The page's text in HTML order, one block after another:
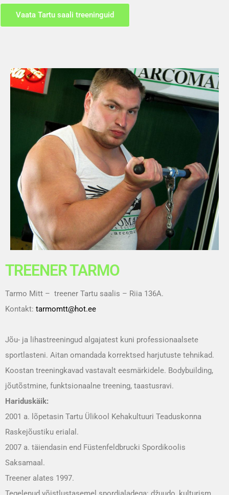
Vaata Tartu saali treeninguid
TREENER TARMO
Tarmo Mitt – treener Tartu saalis – Riia 136A.
Kontakt: tarmomtt@hot.ee
Jõu- ja lihastreeningud algajatest kuni professionaalsete
sportlasteni. Aitan omandada korrektsed harjutuste tehnikad.
Koostan treeningkavad vastavalt eesmärkidele. Bodybuilding,
jõutõstmine, funktsionaalne treening, taastusravi.
Hariduskäik:
2001 a. lõpetasin Tartu Ülikool Kehakultuuri Teaduskonna
Raskejõustiku erialal.
2007 a. täiendasin end Füstenfeldbrucki Spordikoolis
Saksamaal.
Treener alates 1997.